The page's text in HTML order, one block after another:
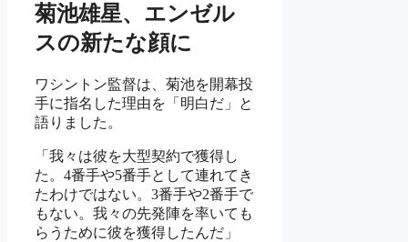
菊池雄星、エンゼル
スの新たな顔に
ワシントン監督は、菊池を開幕投
手に指名した理由を「明白だ」と
語りました。
「我々は彼を大型契約で獲得し
た。4番手や5番手として連れてき
たわけではない。3番手や2番手で
もない。我々の先発陣を率いても
らうために彼を獲得したんだ」